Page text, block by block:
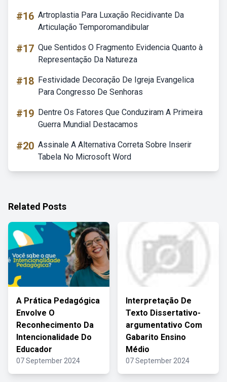
#16 Artroplastia Para Luxação Recidivante Da
Articulação Temporomandibular
#17 Que Sentidos O Fragmento Evidencia Quanto à
Representação Da Natureza
#18 Festividade Decoração De Igreja Evangelica
Para Congresso De Senhoras
#19 Dentre Os Fatores Que Conduziram A Primeira
Guerra Mundial Destacamos
#20 Assinale A Alternativa Correta Sobre Inserir
Tabela No Microsoft Word
Related Posts
A Prática Pedagógica
Envolve O
Reconhecimento Da
Intencionalidade Do
Educador
07 September 2024
Interpretação De
Texto Dissertativo-
argumentativo Com
Gabarito Ensino
Médio
07 September 2024